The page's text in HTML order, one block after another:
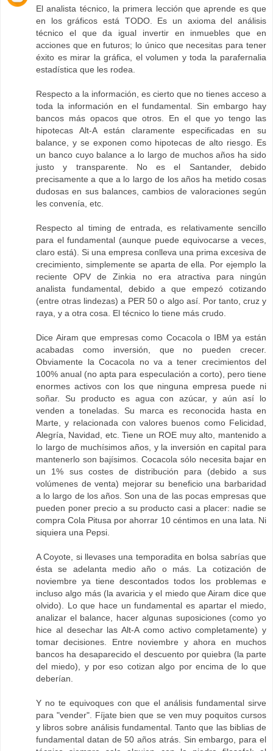
El analista técnico, la primera lección que aprende es que
en los gráficos está TODO. Es un axioma del análisis
técnico el que da igual invertir en inmuebles que en
acciones que en futuros; lo único que necesitas para tener
éxito es mirar la gráfica, el volumen y toda la parafernalia
estadística que les rodea.
Respecto a la información, es cierto que no tienes acceso a
toda la información en el fundamental. Sin embargo hay
bancos más opacos que otros. En el que yo tengo las
hipotecas Alt-A están claramente especificadas en su
balance, y se exponen como hipotecas de alto riesgo. Es
un banco cuyo balance a lo largo de muchos años ha sido
justo y transparente. No es el Santander, debido
precisamente a que a lo largo de los años ha metido cosas
dudosas en sus balances, cambios de valoraciones según
les convenía, etc.
Respecto al timing de entrada, es relativamente sencillo
para el fundamental (aunque puede equivocarse a veces,
claro está). Si una empresa conlleva una prima excesiva de
crecimiento, simplemente se aparta de ella. Por ejemplo la
reciente OPV de Zinkia no era atractiva para ningún
analista fundamental, debido a que empezó cotizando
(entre otras lindezas) a PER 50 o algo así. Por tanto, cruz y
raya, y a otra cosa. El técnico lo tiene más crudo.
Dice Airam que empresas como Cocacola o IBM ya están
acabadas como inversión, que no pueden crecer.
Obviamente la Cocacola no va a tener crecimientos del
100% anual (no apta para especulación a corto), pero tiene
enormes activos con los que ninguna empresa puede ni
soñar. Su producto es agua con azúcar, y aún así lo
venden a toneladas. Su marca es reconocida hasta en
Marte, y relacionada con valores buenos como Felicidad,
Alegría, Navidad, etc. Tiene un ROE muy alto, mantenido a
lo largo de muchísimos años, y la inversión en capital para
mantenerlo son bajísimos. Cocacola sólo necesita bajar en
un 1% sus costes de distribución para (debido a sus
volúmenes de venta) mejorar su beneficio una barbaridad
a lo largo de los años. Son una de las pocas empresas que
pueden poner precio a su producto casi a placer: nadie se
compra Cola Pitusa por ahorrar 10 céntimos en una lata. Ni
siquiera una Pepsi.
A Coyote, si llevases una temporadita en bolsa sabrías que
ésta se adelanta medio año o más. La cotización de
noviembre ya tiene descontados todos los problemas e
incluso algo más (la avaricia y el miedo que Airam dice que
olvido). Lo que hace un fundamental es apartar el miedo,
analizar el balance, hacer algunas suposiciones (como yo
hice al desechar las Alt-A como activo completamente) y
tomar decisiones. Entre noviembre y ahora en muchos
bancos ha desaparecido el descuento por quiebra (la parte
del miedo), y por eso cotizan algo por encima de lo que
deberían.
Y no te equivoques con que el análisis fundamental sirve
para "vender". Fíjate bien que se ven muy poquitos cursos
y libros sobre análisis fundamental. Tanto que las biblias de
fundamental datan de 50 años atrás. Sin embargo, para el